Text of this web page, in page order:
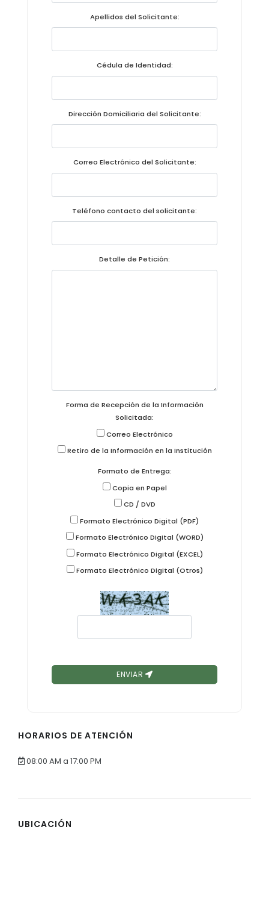
Convocatorias
Plan de desarrollo y Ordenamiento Territorial -
Convenios Institucionales
PRESUPUESTO: EJECUCIÓN Y REPORTES
Cédulas presupuestarias y balances
Procesos de contratación
Ejecución Presupuestaria
Apellidos del Solicitante:
Cédula de Identidad:
Dirección Domiciliaria del Solicitante:
Correo Electrónico del Solicitante:
Teléfono contacto del solicitante:
Detalle de Petición:
Forma de Recepción de la Información
Solicitada:
Correo Electrónico
Retiro de la Información en la Institución
Formato de Entrega:
Copia en Papel
CD / DVD
Formato Electrónico Digital (PDF)
Formato Electrónico Digital (WORD)
Formato Electrónico Digital (EXCEL)
Formato Electrónico Digital (Otros)
ENVIAR
HORARIOS DE ATENCIÓN
08:00 AM a 17:00 PM
UBICACIÓN